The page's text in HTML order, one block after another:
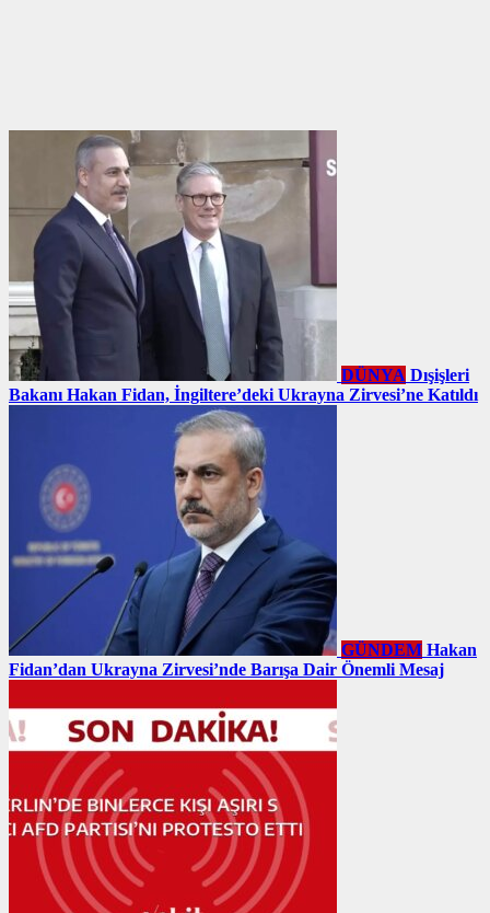
DÜNYA Dışişleri
Bakanı Hakan Fidan, İngiltere’deki Ukrayna Zirvesi’ne Katıldı
GÜNDEM Hakan
Fidan’dan Ukrayna Zirvesi’nde Barışa Dair Önemli Mesaj